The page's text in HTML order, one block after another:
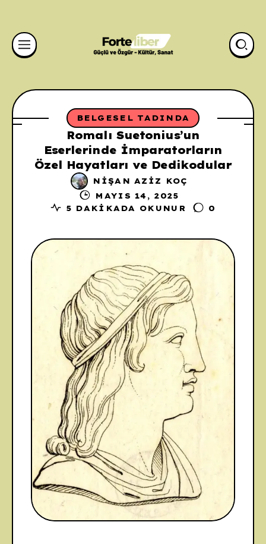
BELGESEL TADINDA
Romalı Suetonius’un
Eserlerinde İmparatorların
Özel Hayatları ve Dedikodular
NIŞAN AZIZ KOÇ
MAYIS 14, 2025
5 DAKIKADA OKUNUR
0